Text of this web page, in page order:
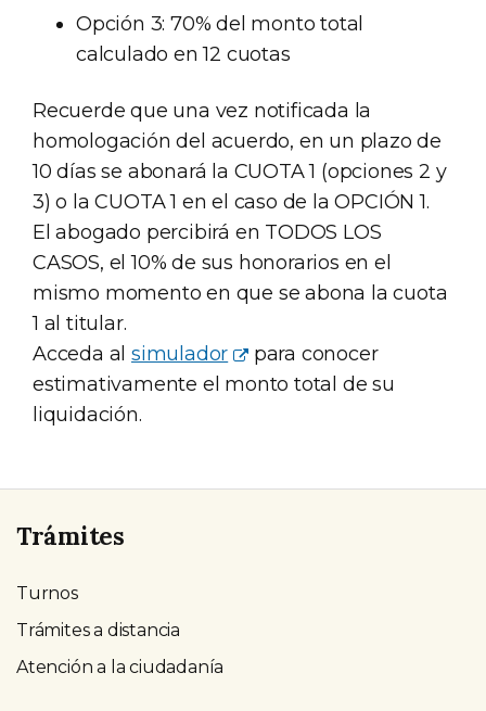
Opción 3: 70% del monto total
calculado en 12 cuotas
Recuerde que una vez notificada la
homologación del acuerdo, en un plazo de
10 días se abonará la CUOTA 1 (opciones 2 y
3) o la CUOTA 1 en el caso de la OPCIÓN 1.
El abogado percibirá en TODOS LOS
CASOS, el 10% de sus honorarios en el
mismo momento en que se abona la cuota
1 al titular.
Acceda alsimulador
para conocer
estimativamente el monto total de su
liquidación.
Trámites
Turnos
Trámites a distancia
Atención a la ciudadanía